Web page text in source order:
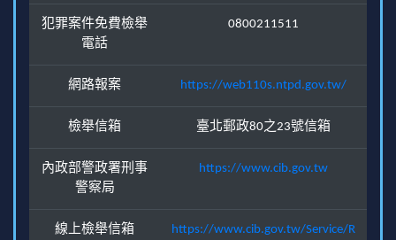
犯罪案件免費檢舉
電話
0800211511
網路報案 https://web110s.ntpd.gov.tw/
檢舉信箱 臺北郵政80之23號信箱
內政部警政署刑事
警察局
https://www.cib.gov.tw
線上檢舉信箱
https://www.cib.gov.tw/Service/R